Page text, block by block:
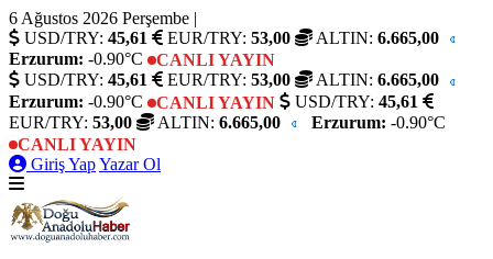
6 Ağustos 2026 Perşembe |
USD/TRY: 45,61 EUR/TRY: 53,00 ALTIN: 6.665,00
Erzurum: -0.90°C
CANLI YAYIN
USD/TRY: 45,61 EUR/TRY: 53,00 ALTIN: 6.665,00
Erzurum: -0.90°C CANLI YAYIN USD/TRY: 45,61
EUR/TRY: 53,00 ALTIN: 6.665,00 Erzurum: -0.90°C
CANLI YAYIN
Giriş YapYazar Ol